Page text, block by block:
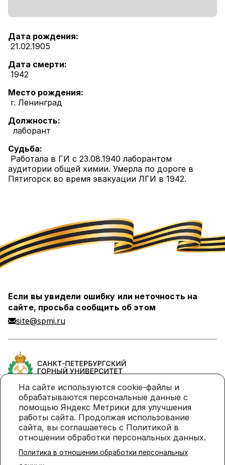
Дата рождения:
21.02.1905
Дата смерти:
1942
Место рождения:
г. Ленинград
Должность:
лаборант
Судьба:
Работала в ГИ с 23.08.1940 лаборантом
аудитории общей химии. Умерла по дороге в
Пятигорск во время эвакуации ЛГИ в 1942.
На сайте используются cookie-файлы и
обрабатываются персональные данные с
помощью Яндекс Метрики для улучшения
работы сайта. Продолжая использование
сайта, вы соглашаетесь с Политикой в
отношении обработки персональных данных.
Политика в отношении обработки персональных
Если вы увидели ошибку или неточность на
сайте, просьба сообщить об этом
site@spmi.ru
Политика в отношении обработки персональных
данных
Политика использования cookie-файлов